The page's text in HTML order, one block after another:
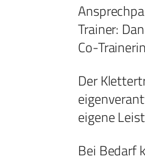
Trainer:
Co-
Der
eigene
Bei Bedarf